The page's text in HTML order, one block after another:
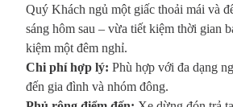
Quý Khách ngủ một giấc thoải mái và
sáng hôm sau – vừa tiết kiệm thời gian
kiệm một đêm nghỉ.
Chi phí hợp lý: Phù hợp với đa dạng
đến gia đình và nhóm đông.